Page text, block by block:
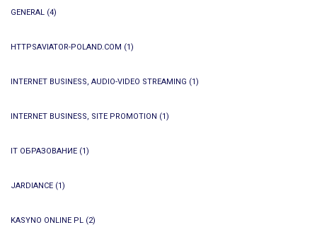
GENERAL (4)
HTTPSAVIATOR-POLAND.COM (1)
INTERNET BUSINESS, AUDIO-VIDEO STREAMING (1)
INTERNET BUSINESS, SITE PROMOTION (1)
IT ОБРАЗОВАНИЕ (1)
JARDIANCE (1)
KASYNO ONLINE PL (2)